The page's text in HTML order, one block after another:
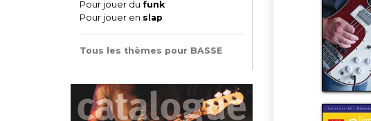
Pour jouer du funk
Pour jouer en slap
Tous les thèmes pour BASSE